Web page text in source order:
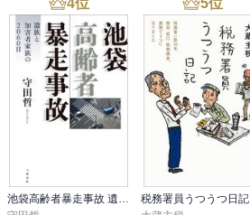
4位 5位
税務署員うつうつ日記